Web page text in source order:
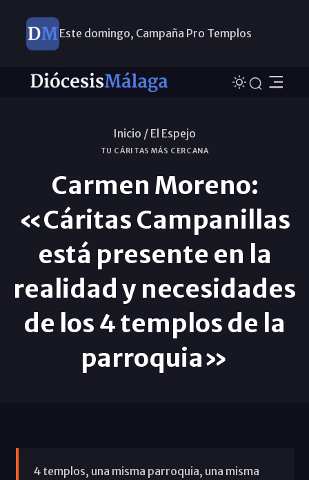
Este domingo, Campaña Pro Templos
Inicio / El Espejo
TU CÁRITAS MÁS CERCANA
Carmen Moreno:
«Cáritas Campanillas
está presente en la
realidad y necesidades
de los 4 templos de la
parroquia»
4 templos, una misma parroquia, una misma